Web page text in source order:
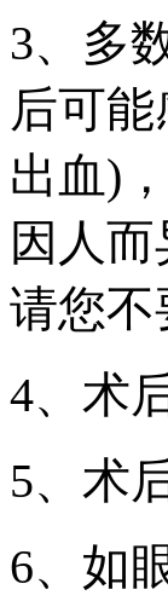
3、多
后可
出血)
因人
请您不
4、术
5、术
6、如